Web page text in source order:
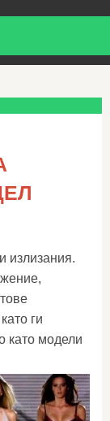
излизания.
ги
като модели